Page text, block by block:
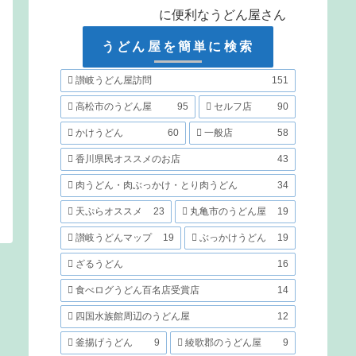
に便利なうどん屋さん
うどん屋を簡単に検索
讃岐うどん屋訪問 151
高松市のうどん屋 95 セルフ店 90
かけうどん 60 一般店 58
香川県民オススメのお店 43
肉うどん・肉ぶっかけ・とり肉うどん 34
天ぷらオススメ 23 丸亀市のうどん屋 19
讃岐うどんマップ 19 ぶっかけうどん 19
ざるうどん 16
食べログうどん百名店受賞店 14
四国水族館周辺のうどん屋 12
釜揚げうどん 9 綾歌郡のうどん屋 9